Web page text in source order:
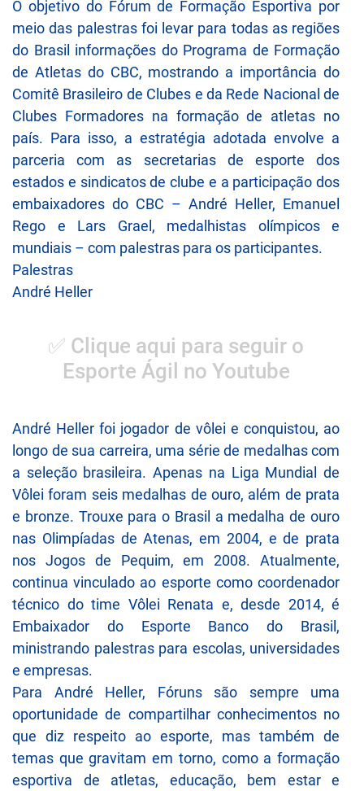
O objetivo do Fórum de Formação Esportiva por
meio das palestras foi levar para todas as regiões
do Brasil informações do Programa de Formação
de Atletas do CBC, mostrando a importância do
Comitê Brasileiro de Clubes e da Rede Nacional de
Clubes Formadores na formação de atletas no
país. Para isso, a estratégia adotada envolve a
parceria com as secretarias de esporte dos
estados e sindicatos de clube e a participação dos
embaixadores do CBC – André Heller, Emanuel
Rego e Lars Grael, medalhistas olímpicos e
mundiais – com palestras para os participantes.
Palestras
André Heller
✅ Clique aqui para seguir o
Esporte Ágil no Youtube
André Heller foi jogador de vôlei e conquistou, ao
longo de sua carreira, uma série de medalhas com
a seleção brasileira. Apenas na Liga Mundial de
Vôlei foram seis medalhas de ouro, além de prata
e bronze. Trouxe para o Brasil a medalha de ouro
nas Olimpíadas de Atenas, em 2004, e de prata
nos Jogos de Pequim, em 2008. Atualmente,
continua vinculado ao esporte como coordenador
técnico do time Vôlei Renata e, desde 2014, é
Embaixador do Esporte Banco do Brasil,
ministrando palestras para escolas, universidades
e empresas.
Para André Heller, Fóruns são sempre uma
oportunidade de compartilhar conhecimentos no
que diz respeito ao esporte, mas também de
temas que gravitam em torno, como a formação
esportiva de atletas, educação, bem estar e